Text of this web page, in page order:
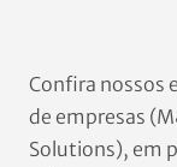
Confira nossos
de empresas
Solutions), em